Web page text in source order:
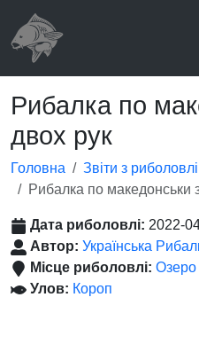
Рибалка по
двох рук
Головна
Звіти з риболовлі
Рибалка по македонськи
Дата риболовлі: 2022-
Автор: Українська
Місце риболовлі: Озеро
Улов: Короп